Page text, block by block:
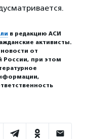
в редакцию АСИ
активисты.
от
России, при этом